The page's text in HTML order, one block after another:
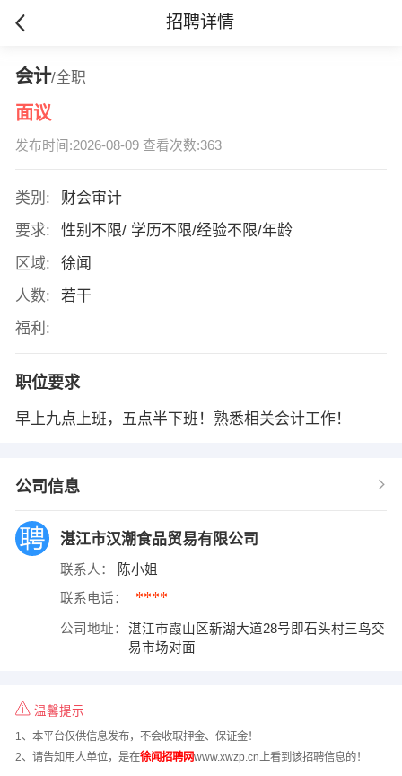
招聘详情
会计/全职
面议
发布时间:2026-08-09 查看次数:363
类别:
财会审计
要求:
性别不限/ 学历不限/经验不限/年龄
区域:
徐闻
人数:
若干
福利:
职位要求
早上九点上班，五点半下班！熟悉相关会计工作！
公司信息
湛江市汉潮食品贸易有限公司
联系人： 陈小姐
联系电话： ****
公司地址：
湛江市霞山区新湖大道28号即石头村三鸟交
易市场对面
温馨提示
1、本平台仅供信息发布，不会收取押金、保证金！
2、请告知用人单位，是在徐闻招聘网www.xwzp.cn上看到该招聘信息的！